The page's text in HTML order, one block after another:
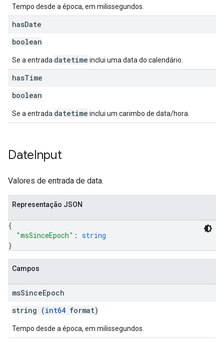
Tempo desde a época, em milissegundos.
hasDate
boolean
Se a entrada datetime inclui uma data do calendário.
hasTime
boolean
Se a entrada datetime inclui um carimbo de data/hora.
DateInput
Valores de entrada de data.
Representação JSON
{
"msSinceEpoch" : string
}
Campos
msSinceEpoch
string (int64 format)
Tempo desde a época, em milissegundos.